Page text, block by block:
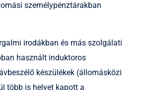
személypénztárakban
irodákban és más szolgálati
használt induktoros
készülékek (állomásközi
több is helyet kapott a